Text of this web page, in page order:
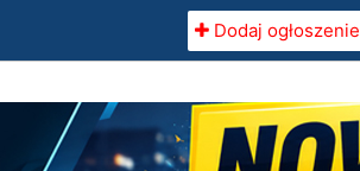
Dodaj ogłoszenie